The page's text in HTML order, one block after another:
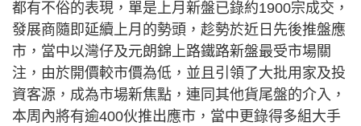
都有不俗的表現，單是上月新盤已錄約1900宗成交，
發展商隨即延續上月的勢頭，趁勢於近日先後推盤應
市，當中以灣仔及元朗錦上路鐵路新盤最受市場關
注，由於開價較市價為低，並且引領了大批用家及投
資客源，成為市場新焦點，連同其他貨尾盤的介入，
本周內將有逾400伙推出應市，當中更錄得多組大手